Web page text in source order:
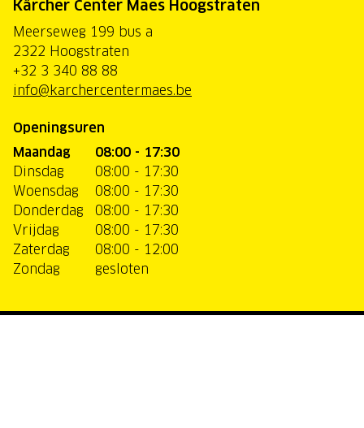
Kärcher Center Maes Hoogstraten
Meerseweg 199 bus a
2322 Hoogstraten
+32 3 340 88 88
info@karchercentermaes.be
Openingsuren
Maandag
08:00 - 17:30
Dinsdag
08:00 - 17:30
Woensdag
08:00 - 17:30
Donderdag
08:00 - 17:30
Vrijdag
08:00 - 17:30
Zaterdag
08:00 - 12:00
Zondag
gesloten